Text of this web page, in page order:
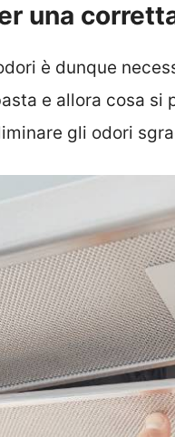
una
è dunque
e allora cosa si
gli odori